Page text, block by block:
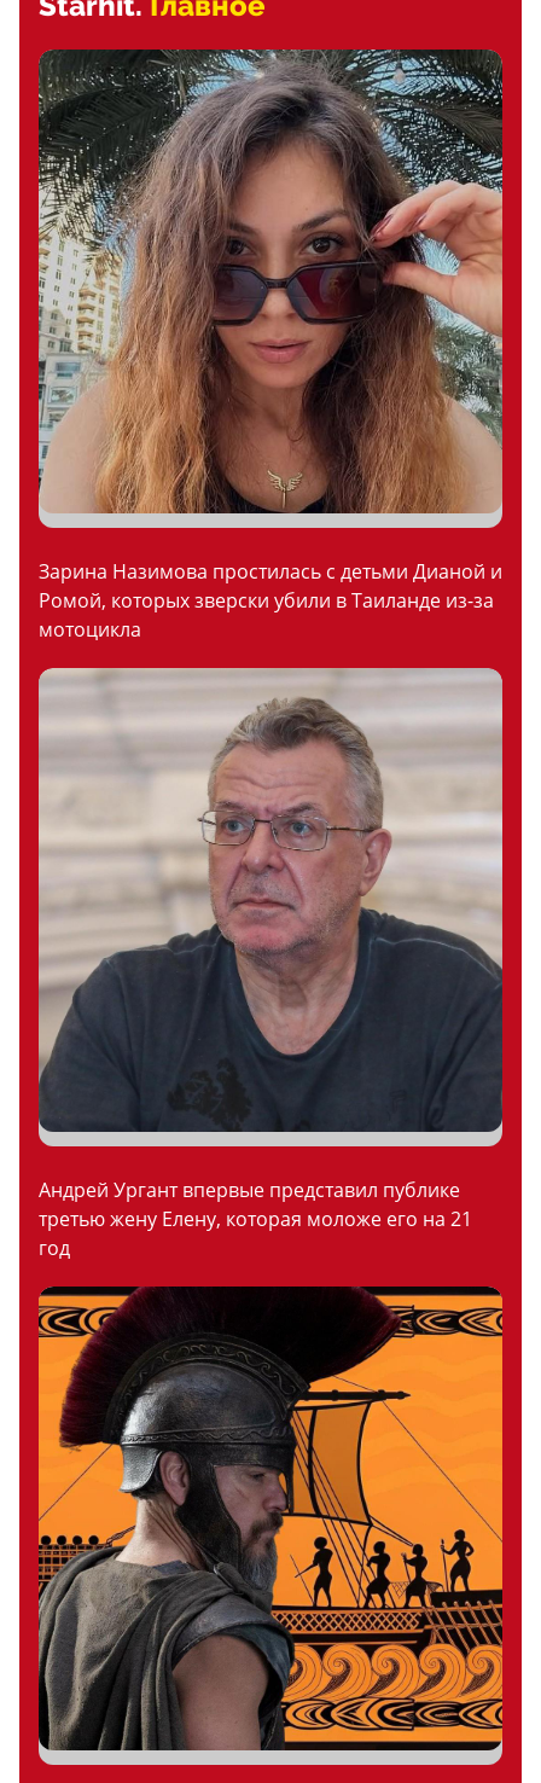
Зарина Назимова простилась с детьми Дианой и
Ромой, которых зверски убили в Таиланде из-за
мотоцикла
Андрей Ургант впервые представил публике
третью жену Елену, которая моложе его на 21
год